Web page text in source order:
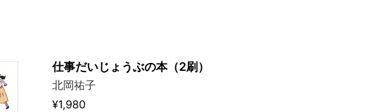
仕事だいじょうぶの本（2刷）
北岡祐子
¥1,980